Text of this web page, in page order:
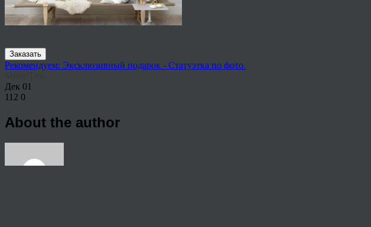
Заказать
Рекомендуем: Эксклюзивный подарок - Статуэтка по фото.
Дек 01
112 0
About the author